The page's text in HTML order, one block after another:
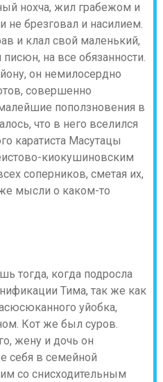
нохча, жил грабежом и
не брезговал и насилием.
и клал свой маленький,
на все обязанности.
он немилосердно
совершенно
поползновения в
что в него вселился
каратиста Масутацы
киокушиновским
соперников, сметая их,
мысли о каком-то
тогда, когда подросла
Тима, так же как
уйобка,
Кот же был суров.
жену и дочь он
себя в семейной
со снисходительным